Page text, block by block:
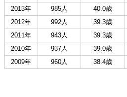
2013年
985人 40.0歳
2012年
992人 39.3歳
2011年
943人 39.3歳
2010年
937人 39.0歳
2009年
960人 38.4歳